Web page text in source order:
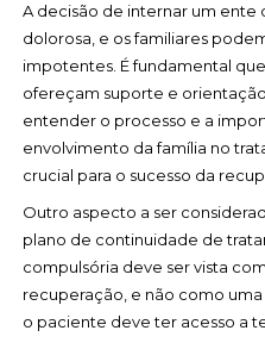
A decisão de internar um ente
dolorosa, e os familiares
impotentes. É fundamental
ofereçam suporte e
entender o processo e a
envolvimento da família no
crucial para o sucesso da
Outro aspecto a ser
plano de continuidade de
compulsória deve ser vista
recuperação, e não como uma
o paciente deve ter acesso a